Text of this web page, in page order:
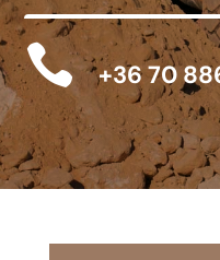
 +36 70